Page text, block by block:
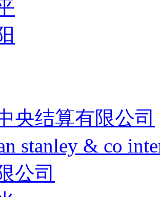
央结算有限公司
stanley & co
公司